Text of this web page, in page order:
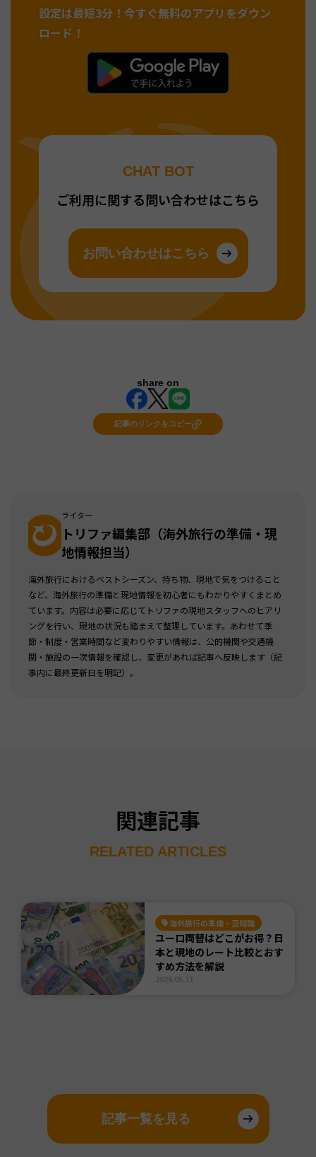
設定は最短3分！ 今すぐ無料のアプリをダウン
ロード！
CHAT BOT
ご利用に関する問い合わせはこちら
お問い合わせはこちら
share on
記事のリンクをコピー
ライター
トリファ編集部（海外旅行の準備・現
地情報担当）
海外旅行におけるベストシーズン、持ち物、現地で気をつけること
など、海外旅行の準備と現地情報を初心者にもわかりやすくまとめ
ています。内容は必要に応じてトリファの現地スタッフへのヒアリ
ングを行い、現地の状況も踏まえて整理しています。あわせて季
節・制度・営業時間など変わりやすい情報は、公的機関や交通機
関・施設の一次情報を確認し、変更があれば記事へ反映します（記
事内に最終更新日を明記）。
関連記事
RELATED ARTICLES
海外旅行の準備・豆知識
ユーロ両替はどこがお得？日
本と現地のレート比較とおす
すめ方法を解説
記事一覧を見る